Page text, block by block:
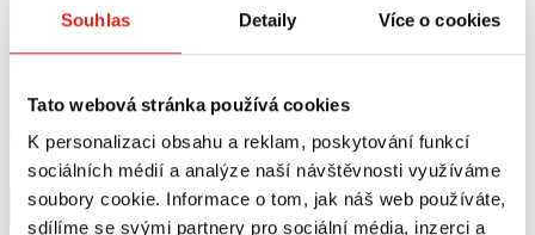
Souhlas Detaily Více o cookies
Tato webová stránka používá cookies
K personalizaci obsahu a reklam, poskytování funkcí
sociálních médií a analýze naší návštěvnosti využíváme
soubory cookie. Informace o tom, jak náš web používáte,
sdílíme se svými partnery pro sociální média, inzerci a
2 409 Kč s DPH
1100 L SR1178
Skladem
V 2 prodejnách
Koupit
5 789 Kč s DPH
HONDA CRF1100L AFRICA TWIN
Skladem
V 1 prodejně
Koupit